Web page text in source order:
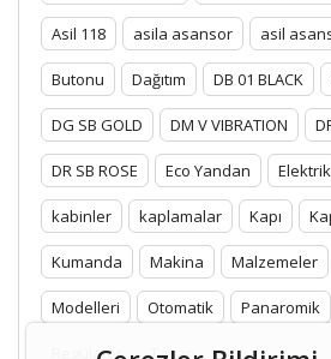
Asil 118 asila asansor asil
Butonu Dağıtım DB 01 BLACK
DG SB GOLD DM V VIBRATION
DR SB ROSE Eco Yandan Elektrik
kabinler kaplamalar Kapı
Kumanda Makina Malzemeler
Modelleri Otomatik Panaromik
Regülatör Tavan